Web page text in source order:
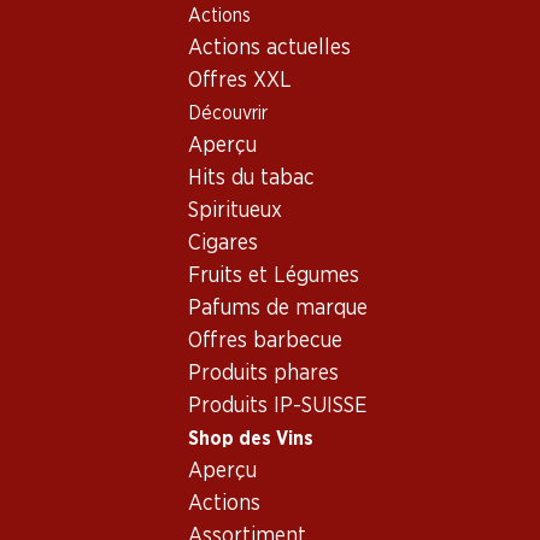
Actions
Actions actuelles
Offres XXL
Découvrir
Aperçu
Hits du tabac
Spiritueux
Cigares
Fruits et Légumes
Pafums de marque
Offres barbecue
Produits phares
Produits IP-SUISSE
Shop des Vins
Aperçu
Actions
Shop des Vins
Bordeaux
Bordeaux - le
royaume du vin